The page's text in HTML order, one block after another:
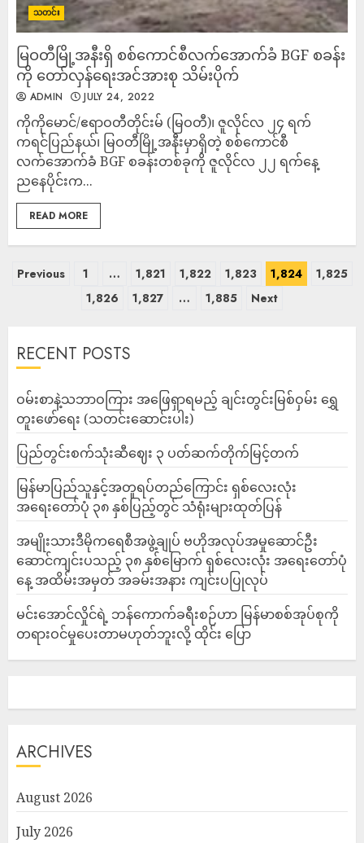
သတင်း
မြဝတီမြို့အနီးရှိ စစ်ကောင်စီလက်အောက်ခံ BGF စခန်း
ကို တော်လှန်ရေးအင်အားစု သိမ်းပိုက်
ADMIN JULY 24, 2022
ကိုကိုမောင်/ဧရာဝတီတိုင်းမ် (မြဝတီ)၊ ဇူလိုင်လ ၂၄ ရက်
ကရင်ပြည်နယ်၊ မြဝတီမြို့အနီးမှာရှိတဲ့ စစ်ကောင်စီ
လက်အောက်ခံ BGF စခန်းတစ်ခုကို ဇူလိုင်လ ၂၂ ရက်နေ့
ညနေပိုင်းက...
READ MORE
Previous 1 … 1,821 1,822 1,823 1,824
1,825
1,826
1,827 … 1,885 Next
RECENT POSTS
ဝမ်းစာနဲ့သဘာဝကြား အဖြေရှာရမည့် ချင်းတွင်းမြစ်ဝှမ်း ရွှေ
တူးဖော်ရေး (သတင်းဆောင်းပါး)
ပြည်တွင်းစက်သုံးဆီဈေး ၃ ပတ်ဆက်တိုက်မြင့်တက်
မြန်မာပြည်သူနှင့်အတူရပ်တည်ကြောင်း ရှစ်လေးလုံး
အရေးတော်ပုံ ၃၈ နှစ်ပြည့်တွင် သံရုံးများထုတ်ပြန်
အမျိုးသားဒီမိုကရေစီအဖွဲ့ချုပ် ဗဟိုအလုပ်အမှုဆောင်ဦး
ဆောင်ကျင်းပသည့် ၃၈ နှစ်မြောက် ရှစ်လေးလုံး အရေးတော်ပုံ
နေ့ အထိမ်းအမှတ် အခမ်းအနား ကျင်းပပြုလုပ်
မင်းအောင်လှိုင်ရဲ့ ဘန်ကောက်ခရီးစဉ်ဟာ မြန်မာစစ်အုပ်စုကို
တရားဝင်မှုပေးတာမဟုတ်ဘူးလို့ ထိုင်း ပြော
ARCHIVES
August 2026
July 2026